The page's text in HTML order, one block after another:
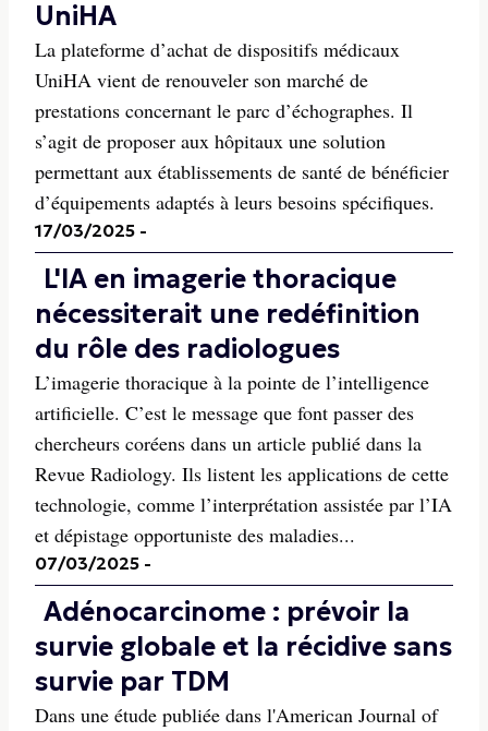
UniHA
La plateforme d’achat de dispositifs médicaux
UniHA vient de renouveler son marché de
prestations concernant le parc d’échographes. Il
s’agit de proposer aux hôpitaux une solution
permettant aux établissements de santé de bénéficier
d’équipements adaptés à leurs besoins spécifiques.
17/03/2025 -
L'IA en imagerie thoracique
nécessiterait une redéfinition
du rôle des radiologues
L’imagerie thoracique à la pointe de l’intelligence
artificielle. C’est le message que font passer des
chercheurs coréens dans un article publié dans la
Revue Radiology. Ils listent les applications de cette
technologie, comme l’interprétation assistée par l’IA
et dépistage opportuniste des maladies...
07/03/2025 -
Adénocarcinome : prévoir la
survie globale et la récidive sans
survie par TDM
Dans une étude publiée dans l'American Journal of